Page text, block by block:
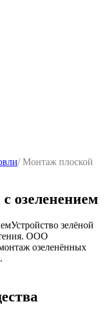
/Монтаж плоской
озеленением
Устройство зелёной
ООО
озеленённых